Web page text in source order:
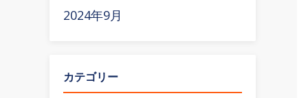
2024年9月
カテゴリー